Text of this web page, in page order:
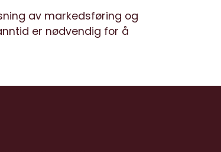
av markedsføring og
er nødvendig for å